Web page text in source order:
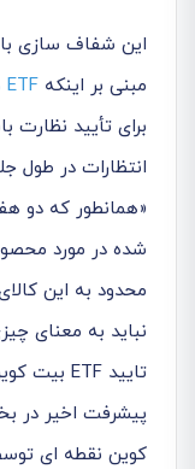
این شفاف سازی
مبنی بر اینکه ETF های اتریوم
برای تأیید نظارت
انتظارات در طول
«همانطور که دو
شده در مورد
محدود به این
نباید به معنای
تایید ETF بیت کوین نقطه شروعی جدید برای کریپتو است
پیشرفت اخیر در